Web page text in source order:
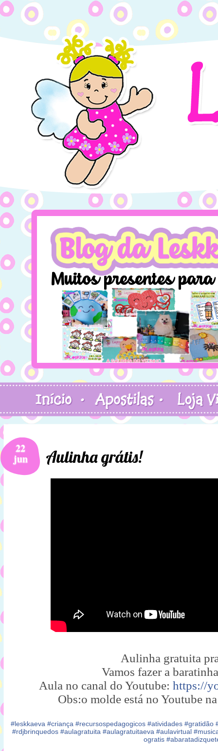
22
jun Aulinha grátis!
Aulinha gratuita
Vamos fazer a
Aula no canal do Youtube: https://
Obs:o molde está no Youtube
#leskkaeva #criança #recursospedagogicos #atividades #gratidão
#rdjbrinquedos #aulagratuita #aulagratuitaeva #aulavirtual #
ogratis #